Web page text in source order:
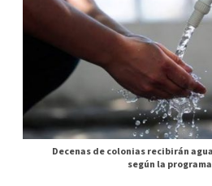
Decenas de colonias recibirán
según la